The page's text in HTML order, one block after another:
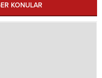
KONULAR